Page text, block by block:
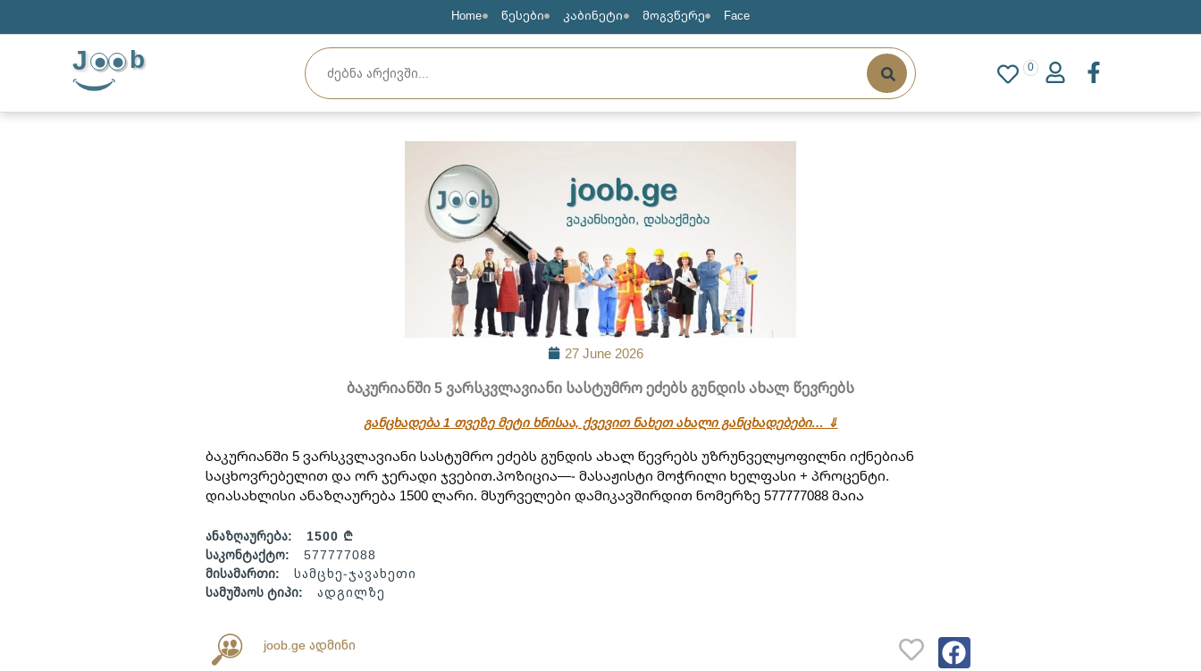
Home წესები კაბინეტი მოგვწერე Face
J b 0
27 June 2026
ბაკურიანში 5 ვარსკვლავიანი სასტუმრო ეძებს გუნდის ახალ წევრებს
განცხადება 1 თვეზე მეტი ხნისაა, ქვევით ნახეთ ახალი განცხადებები… ⇓
ბაკურიანში 5 ვარსკვლავიანი სასტუმრო ეძებს გუნდის ახალ წევრებს უზრუნველყოფილნი იქნებიან
საცხოვრებელით და ორ ჯერადი ჯვებით.პოზიცია—- მასაჟისტი მოჭრილი ხელფასი + პროცენტი.
დიასახლისი ანაზღაურება 1500 ლარი. მსურველები დამიკავშირდით ნომერზე 577777088 მაია
ანაზღაურება:
1500 ₾
საკონტაქტო:
577777088
მისამართი:
სამცხე-ჯავახეთი
სამუშაოს ტიპი:
ადგილზე
joob.ge ადმინი